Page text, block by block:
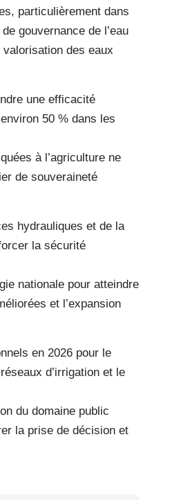
particulièrement dans
gouvernance de l’eau
des eaux
une efficacité
50 % dans les
à l’agriculture ne
de souveraineté
hydrauliques et de la
la sécurité
nationale pour atteindre
et l’expansion
en 2026 pour le
d’irrigation et le
du domaine public
la prise de décision et